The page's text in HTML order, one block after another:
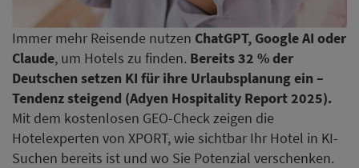
Immer mehr Reisende nutzen ChatGPT, Google AI oder
Claude, um Hotels zu finden. Bereits 32 % der
Deutschen setzen KI für ihre Urlaubsplanung ein –
Tendenz steigend (Adyen Hospitality Report 2025).
Mit dem kostenlosen GEO-Check zeigen die
Hotelexperten von XPORT, wie sichtbar Ihr Hotel in KI-
Suchen bereits ist und wo Sie Potenzial verschenken.